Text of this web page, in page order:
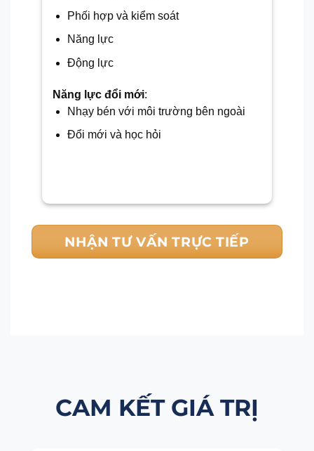
Phối hợp và kiểm soát
Năng lực
Động lực
Năng lực đổi mới:
Nhạy bén với môi trường bên ngoài
Đổi mới và học hỏi
NHẬN TƯ VẤN TRỰC TIẾP
CAM KẾT GIÁ TRỊ